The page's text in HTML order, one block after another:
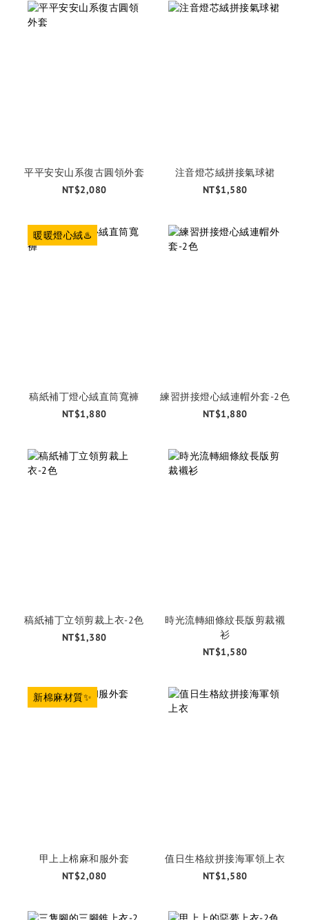
平平安安山系復古圓領外套
NT$2,080
注音燈芯絨拼接氣球裙
NT$1,580
暖暖燈心絨♨️
稿紙補丁燈心絨直筒寬褲
NT$1,880
練習拼接燈心絨連帽外套-2色
NT$1,880
稿紙補丁立領剪裁上衣-2色
NT$1,380
時光流轉細條紋長版剪裁襯
衫
NT$1,580
新棉麻材質✨
甲上上棉麻和服外套
NT$2,080
值日生格紋拼接海軍領上衣
NT$1,580